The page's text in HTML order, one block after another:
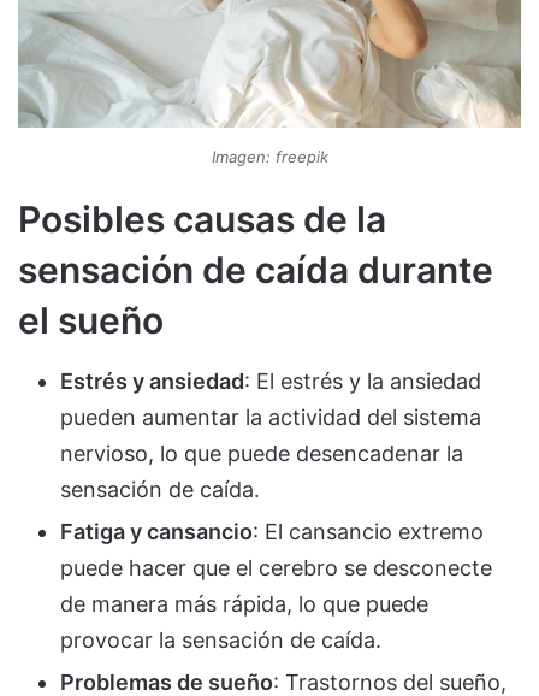
Imagen: freepik
Posibles causas de la
sensación de caída durante
el sueño
Estrés y ansiedad: El estrés y la ansiedad
pueden aumentar la actividad del sistema
nervioso, lo que puede desencadenar la
sensación de caída.
Fatiga y cansancio: El cansancio extremo
puede hacer que el cerebro se desconecte
de manera más rápida, lo que puede
provocar la sensación de caída.
Problemas de sueño: Trastornos del sueño,